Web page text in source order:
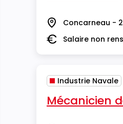
Lieu Concarneau -
SalaireSalaire non
Industrie Navale
Mécanicien